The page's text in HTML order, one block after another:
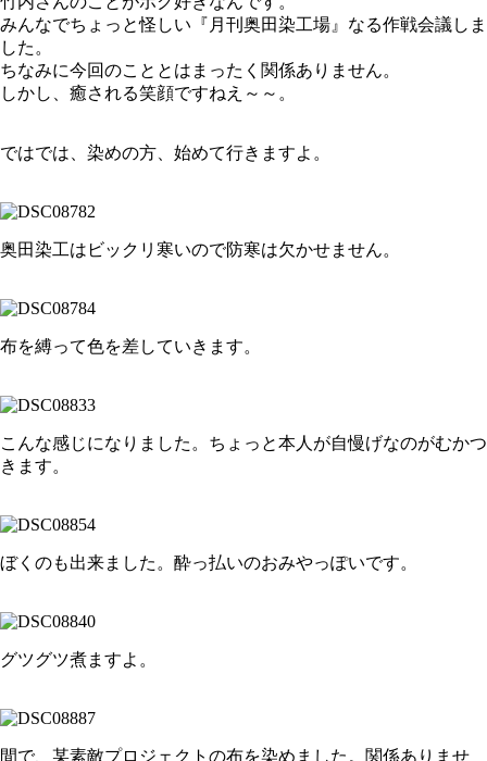
みんなでちょっと怪しい『月刊奥田染工場』なる作戦会議しま
した。
ちなみに今回のこととはまったく関係ありません。
しかし、癒される笑顔ですねえ～～。
ではでは、染めの方、始めて行きますよ。
奥田染工はビックリ寒いので防寒は欠かせません。
布を縛って色を差していきます。
こんな感じになりました。ちょっと本人が自慢げなのがむかつ
きます。
ぼくのも出来ました。酔っ払いのおみやっぽいです。
グツグツ煮ますよ。
間で、某素敵プロジェクトの布を染めました。関係ありませ